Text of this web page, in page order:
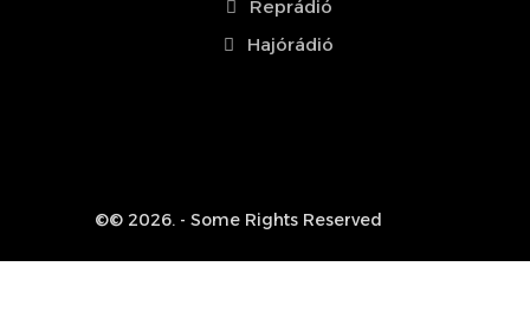
Reprádió
Hajórádió
©© 2026. - Some Rights Reserved